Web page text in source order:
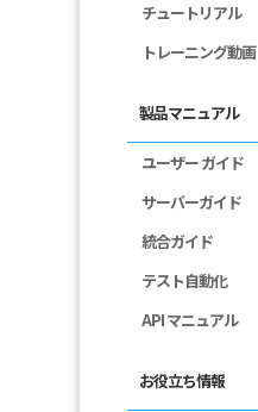
チュートリアル
トレーニング動画
製品マニュアル
ユーザー ガイド
サーバーガイド
統合ガイド
テスト自動化
API マニュアル
お役立ち情報